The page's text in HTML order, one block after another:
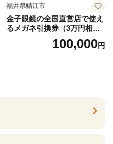
福井県鯖江市
金子眼鏡の全国直営店で使え
るメガネ引換券（3万円相
100,000円